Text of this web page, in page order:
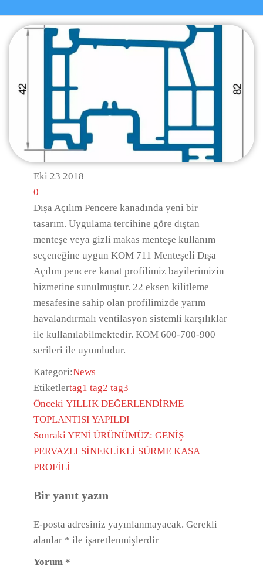
Eki 23 2018
0
Dışa Açılım Pencere kanadında yeni bir
tasarım. Uygulama tercihine göre dıştan
menteşe veya gizli makas menteşe kullanım
seçeneğine uygun KOM 711 Menteşeli Dışa
Açılım pencere kanat profilimiz bayilerimizin
hizmetine sunulmuştur. 22 eksen kilitleme
mesafesine sahip olan profilimizde yarım
havalandırmalı ventilasyon sistemli karşılıklar
ile kullanılabilmektedir. KOM 600-700-900
serileri ile uyumludur.
Kategori:News
Etiketlertag1 tag2 tag3
Önceki YILLIK DEĞERLENDİRME
TOPLANTISI YAPILDI
SonrakiYENİ ÜRÜNÜMÜZ: GENİŞ
PERVAZLI SİNEKLİKLİ SÜRME KASA
PROFİLİ
Bir yanıt yazın
E-posta adresiniz yayınlanmayacak. Gerekli
alanlar * ile işaretlenmişlerdir
Yorum *